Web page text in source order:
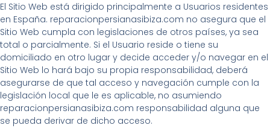
El Sitio Web está dirigido principalmente a Usuarios residentes
en España. reparacionpersianasibiza.com no asegura que el
Sitio Web cumpla con legislaciones de otros países, ya sea
total o parcialmente. Si el Usuario reside o tiene su
domiciliado en otro lugar y decide acceder y/o navegar en el
Sitio Web lo hará bajo su propia responsabilidad, deberá
asegurarse de que tal acceso y navegación cumple con la
legislación local que le es aplicable, no asumiendo
reparacionpersianasibiza.com responsabilidad alguna que
se pueda derivar de dicho acceso.